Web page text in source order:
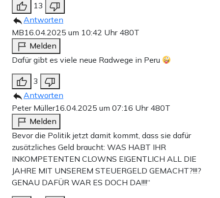
13
Antworten
MB16.04.2025 um 10:42 Uhr 480T
Melden
Dafür gibt es viele neue Radwege in Peru
3
Antworten
Peter Müller16.04.2025 um 07:16 Uhr 480T
Melden
Bevor die Politik jetzt damit kommt, dass sie dafür
zusätzliches Geld braucht: WAS HABT IHR
INKOMPETENTEN CLOWNS EIGENTLICH ALL DIE
JAHRE MIT UNSEREM STEUERGELD GEMACHT?!!!?
GENAU DAFÜR WAR ES DOCH DA!!!!“